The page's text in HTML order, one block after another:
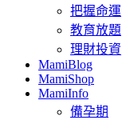
把握命運
教育放題
理財投資
MamiBlog
MamiShop
MamiInfo
備孕期